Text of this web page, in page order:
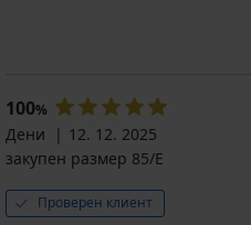
100%
Дени
12. 12. 2025
закупен размер 85/E
Проверен клиент